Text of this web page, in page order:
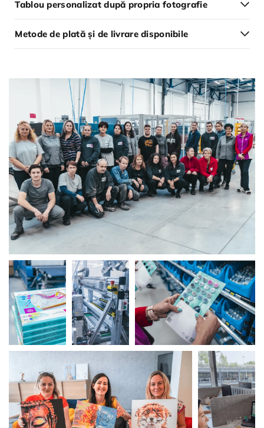
Tablou personalizat după propria fotografie
Metode de plată și de livrare disponibile